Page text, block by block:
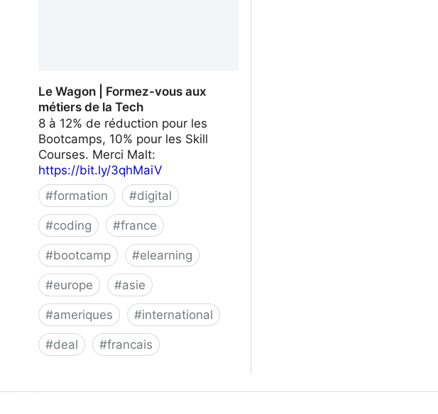
Le Wagon | Formez-vous aux
métiers de la Tech
8 à 12% de réduction pour les
Bootcamps, 10% pour les Skill
Courses. Merci Malt:
https://bit.ly/3qhMaiV
#formation #digital
#coding #france
#bootcamp #elearning
#europe #asie
#ameriques #international
#deal #francais